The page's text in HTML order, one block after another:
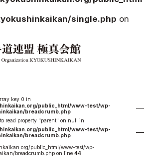
single.php on
極真会館のご案内
役員紹介
お知らせ
本部からのお知らせ
支部からのお知らせ
公式大会
key 0 in
public_html/www-test/wp-
breadcrumb.php
to read property "parent" on null in
public_html/www-test/wp-
breadcrumb.php
public_html/www-test/wp-
breadcrumb.php on line 44